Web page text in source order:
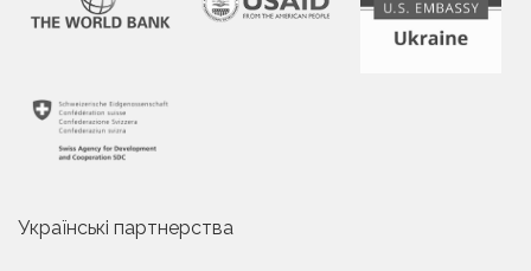
Українські партнерства